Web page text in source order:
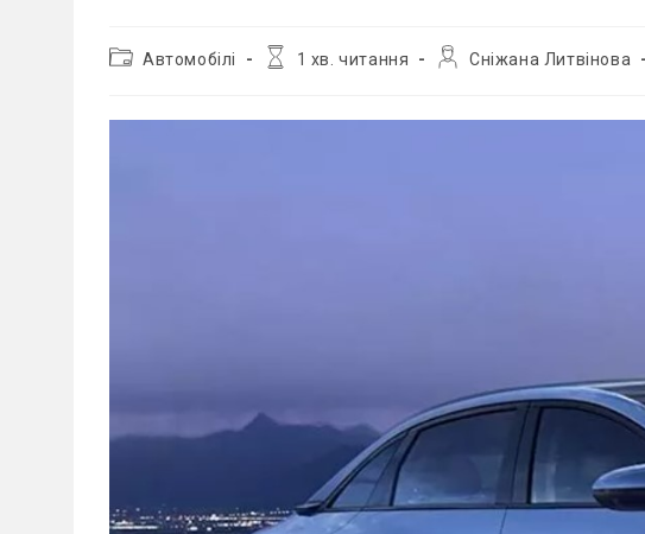
Категорія
Автомобілі
Час
1 хв. читання
АвторСніжана Литвінова